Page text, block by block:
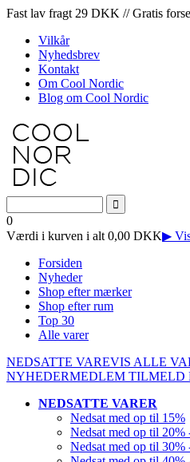
Fast lav fragt 29 DKK // Gratis
Vilkår
Nyhedsbrev
Kontakt
Om Cool Nordic
Blog om Cool Nordic
0
Værdi i kurven i alt 0,00 DKK▶
Forsiden
Nyheder
Shop efter mærker
Shop efter rum
Top 30
Alle varer
NEDSATTE VAREVIS ALLE
NYHEDERMEDLEM TILMELD
NEDSATTE VARER
Nedsat med op til 15%
Nedsat med op til 20%
Nedsat med op til 30%